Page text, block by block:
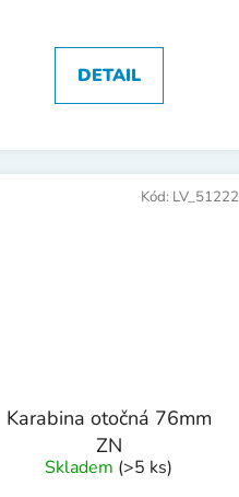
DETAIL
Karabina otočná 76mm
ZN
Skladem (>5 ks)
Kód: LV_51222